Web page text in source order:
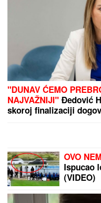
(VIDEO) OVAKO ČEDA
Kolaps